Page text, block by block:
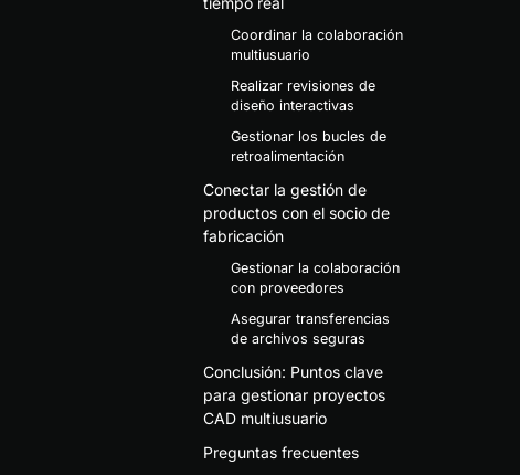
Coordinar la colaboración
multiusuario
Realizar revisiones de
diseño interactivas
Gestionar los bucles de
retroalimentación
Conectar la gestión de
productos con el socio de
fabricación
Gestionar la colaboración
con proveedores
Asegurar transferencias
de archivos seguras
Conclusión: Puntos clave
para gestionar proyectos
CAD multiusuario
Preguntas frecuentes